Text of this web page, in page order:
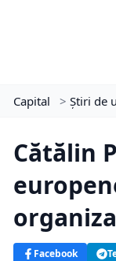
Capital > Știri de
Cătălin
Facebook